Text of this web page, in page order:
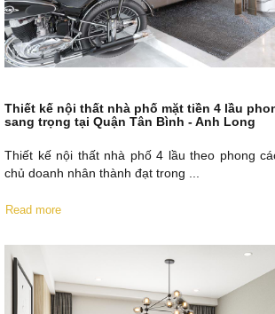
Thiết kế nội thất nhà phố mặt tiền 4 lầu
sang trọng tại Quận Tân Bình - Anh Long
Thiết kế nội thất nhà phố 4 lầu theo phong
chủ doanh nhân thành đạt trong ...
Read more